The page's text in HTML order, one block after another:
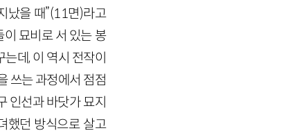
났을 때”(11면)라고
이 묘비로 서 있는 봉
데, 이 역시 전작이
쓰는 과정에서 점점
인선과 바닷가 묘지
했던 방식으로 살고